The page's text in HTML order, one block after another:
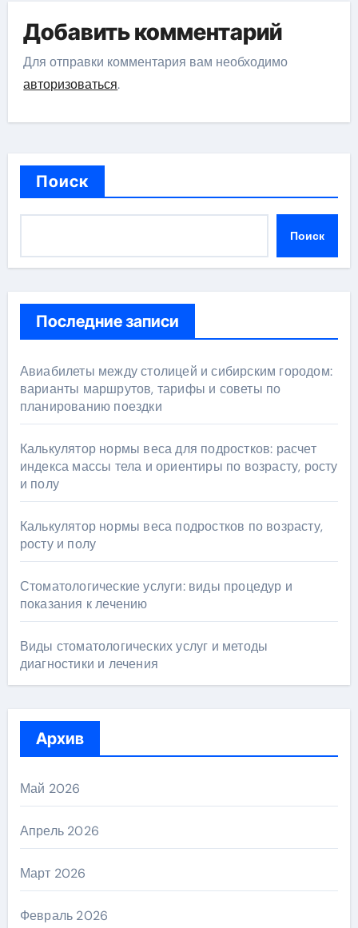
Добавить комментарий
Для отправки комментария вам необходимо
авторизоваться.
Поиск
Поиск
Последние записи
Авиабилеты между столицей и сибирским городом:
варианты маршрутов, тарифы и советы по
планированию поездки
Калькулятор нормы веса для подростков: расчет
индекса массы тела и ориентиры по возрасту, росту
и полу
Калькулятор нормы веса подростков по возрасту,
росту и полу
Стоматологические услуги: виды процедур и
показания к лечению
Виды стоматологических услуг и методы
диагностики и лечения
Архив
Май 2026
Апрель 2026
Март 2026
Февраль 2026